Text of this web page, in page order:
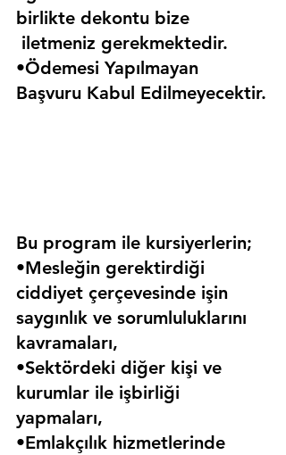
birlikte dekontu bize
iletmeniz gerekmektedir.
•Ödemesi Yapılmayan
Başvuru Kabul Edilmeyecektir.
Bu program ile kursiyerlerin;
•Mesleğin gerektirdiği
ciddiyet çerçevesinde işin
saygınlık ve sorumluluklarını
kavramaları,
•Sektördeki diğer kişi ve
kurumlar ile işbirliği
yapmaları,
•Emlakçılık hizmetlerinde